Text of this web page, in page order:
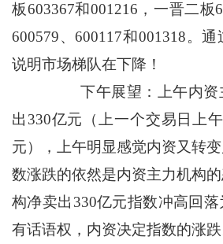
板603367和001216，一晋二板
600579、600117和001318。通
说明市场梯队在下降！
下午展望：上午内资主
出330亿元（上一个交易日上
元），上午明显感觉内资又转
数涨跌的依然是内资主力机构
构净卖出330亿元指数冲高回
有话语权，内资决定指数的涨跌